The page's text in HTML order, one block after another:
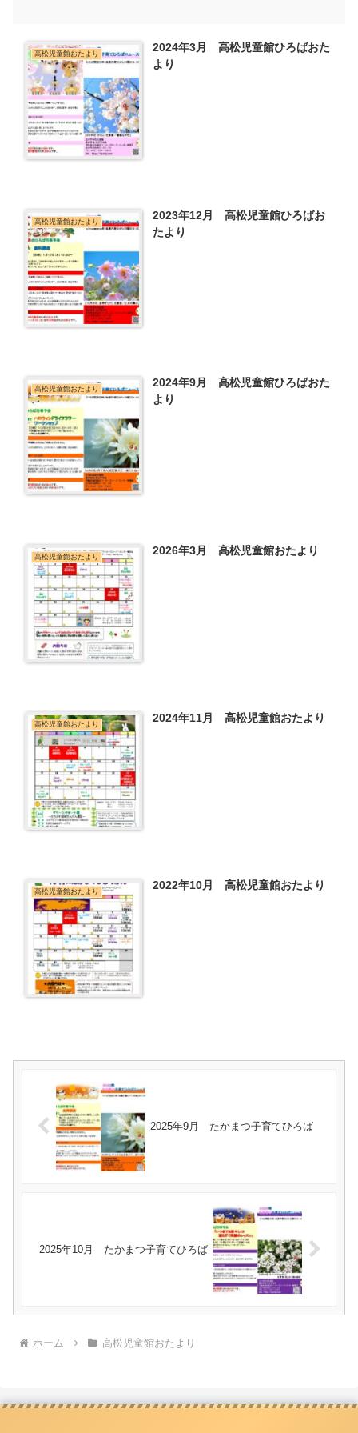
高松児童館おたより
2024年3月 高松児童館ひろばおた
より
高松児童館おたより
2023年12月 高松児童館ひろばお
たより
高松児童館おたより
2024年9月 高松児童館ひろばおた
より
高松児童館おたより 2026年3月 高松児童館おたより
高松児童館おたより 2024年11月 高松児童館おたより
高松児童館おたより 2022年10月 高松児童館おたより
2025年9月 たかまつ子育てひろば
2025年10月 たかまつ子育てひろば
ホーム 高松児童館おたより